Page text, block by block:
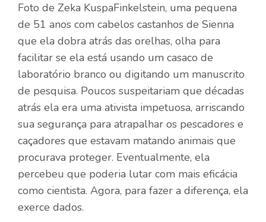
Foto de Zeka KuspaFinkelstein, uma pequena
de 51 anos com cabelos castanhos de Sienna
que ela dobra atrás das orelhas, olha para
facilitar se ela está usando um casaco de
laboratório branco ou digitando um manuscrito
de pesquisa. Poucos suspeitariam que décadas
atrás ela era uma ativista impetuosa, arriscando
sua segurança para atrapalhar os pescadores e
caçadores que estavam matando animais que
procurava proteger. Eventualmente, ela
percebeu que poderia lutar com mais eficácia
como cientista. Agora, para fazer a diferença, ela
exerce dados.